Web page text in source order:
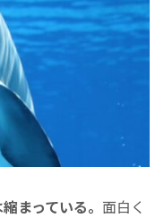
まっている。 面白く